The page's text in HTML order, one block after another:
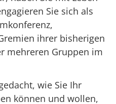
Sie sich als
ihrer bisherigen
mehreren Gruppen im
wie Sie Ihr
können und wollen,